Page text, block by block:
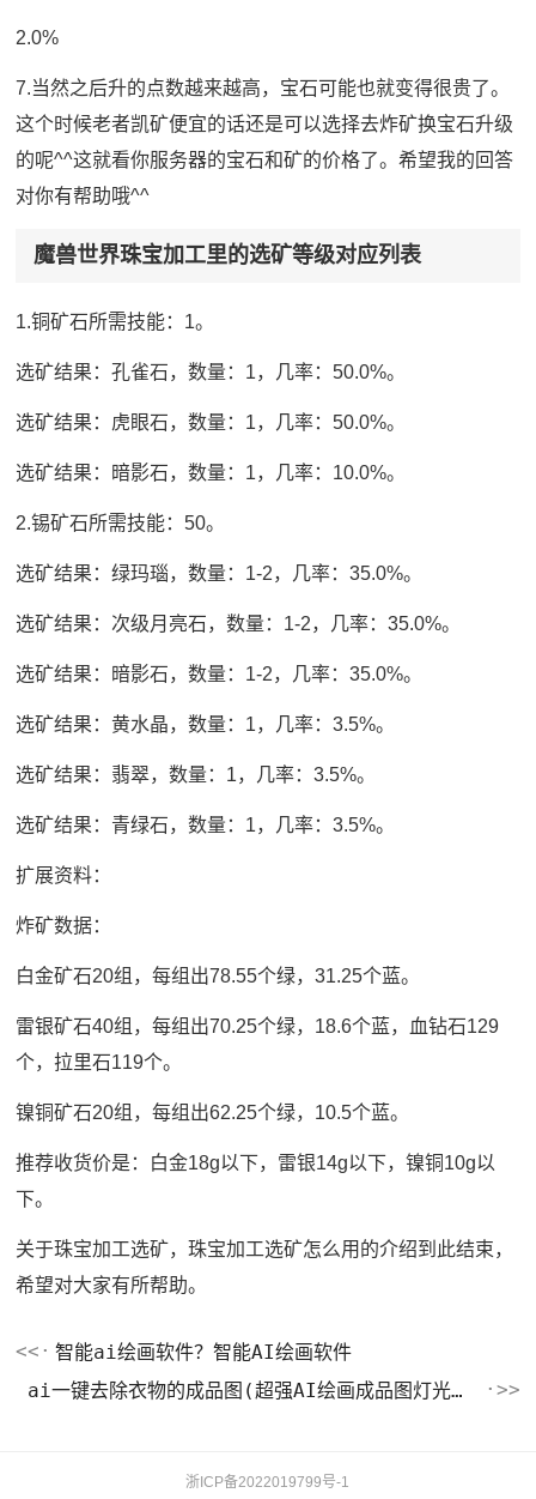
2.0%
7.当然之后升的点数越来越高，宝石可能也就变得很贵了。
这个时候老者凯矿便宜的话还是可以选择去炸矿换宝石升级
的呢^^这就看你服务器的宝石和矿的价格了。希望我的回答
对你有帮助哦^^
魔兽世界珠宝加工里的选矿等级对应列表
1.铜矿石所需技能：1。
选矿结果：孔雀石，数量：1，几率：50.0%。
选矿结果：虎眼石，数量：1，几率：50.0%。
选矿结果：暗影石，数量：1，几率：10.0%。
2.锡矿石所需技能：50。
选矿结果：绿玛瑙，数量：1-2，几率：35.0%。
选矿结果：次级月亮石，数量：1-2，几率：35.0%。
选矿结果：暗影石，数量：1-2，几率：35.0%。
选矿结果：黄水晶，数量：1，几率：3.5%。
选矿结果：翡翠，数量：1，几率：3.5%。
选矿结果：青绿石，数量：1，几率：3.5%。
扩展资料：
炸矿数据：
白金矿石20组，每组出78.55个绿，31.25个蓝。
雷银矿石40组，每组出70.25个绿，18.6个蓝，血钻石129
个，拉里石119个。
镍铜矿石20组，每组出62.25个绿，10.5个蓝。
推荐收货价是：白金18g以下，雷银14g以下，镍铜10g以
下。
关于珠宝加工选矿，珠宝加工选矿怎么用的介绍到此结束，
希望对大家有所帮助。
智能ai绘画软件？智能AI绘画软件
ai一键去除衣物的成品图(超强AI绘画成品图灯光化境)
浙ICP备2022019799号-1